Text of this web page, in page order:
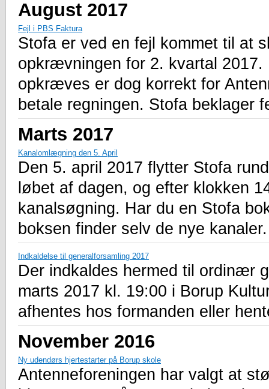
August 2017
Fejl i PBS Faktura
Stofa er ved en fejl kommet til at
opkrævningen for 2. kvartal
opkræves er dog korrekt for
betale regningen. Stofa beklager
Marts 2017
Kanalomlægning den 5. April
Den 5. april 2017 flytter Stofa
løbet af dagen, og efter klokken
kanalsøgning. Har du en Stofa
boksen finder selv de nye kanaler.
Indkaldelse til generalforsamling 2017
Der indkaldes hermed til ordinær
marts 2017 kl. 19:00 i Borup
afhentes hos formanden eller
November 2016
Ny udendørs hjertestarter på Borup skole
Antenneforeningen har valgt at